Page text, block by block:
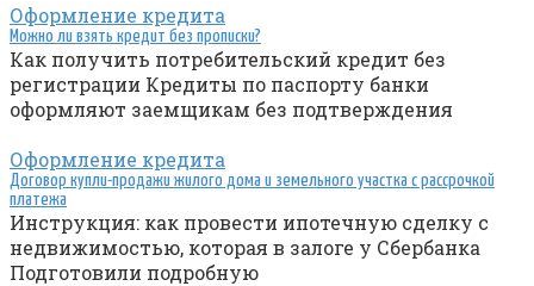
Оформление кредита
Можно ли взять кредит без прописки?
Как получить потребительский кредит без
регистрации Кредиты по паспорту банки
оформляют заемщикам без подтверждения
Оформление кредита
Договор купли-продажи жилого дома и земельного участка с рассрочкой
платежа
Инструкция: как провести ипотечную сделку с
недвижимостью, которая в залоге у Сбербанка
Подготовили подробную